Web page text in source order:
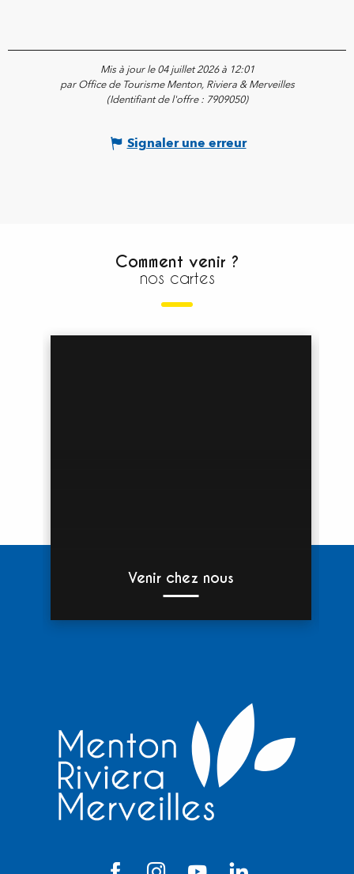
Mis à jour le 04 juillet 2026 à 12:01
par Office de Tourisme Menton, Riviera & Merveilles
(Identifiant de l'offre : 7909050)
Signaler une erreur
Comment venir ?
nos cartes
Venir chez nous